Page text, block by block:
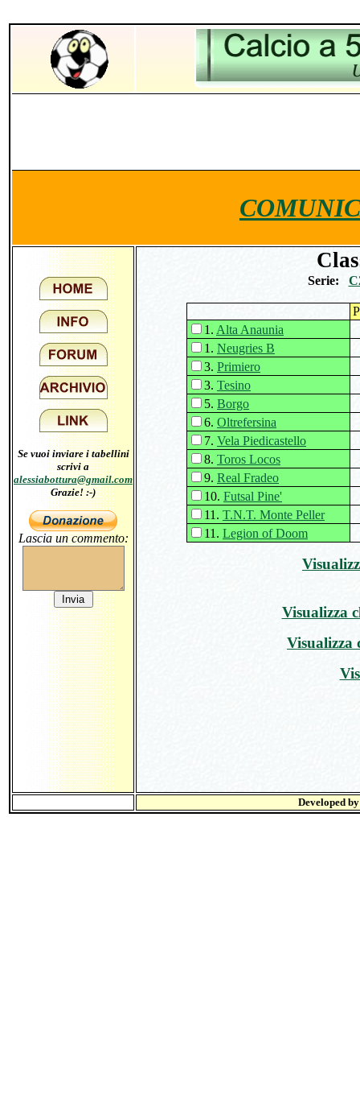
Se vuoi inviare i tabellini
scrivi a
alessiabottura@gmail.com
Grazie! :-)
Lascia un commento:
Serie:
1. Alta Anaunia
1. Neugries B
3. Primiero
3. Tesino
5. Borgo
6. Oltrefersina
7. Vela Piedicastello
8. Toros Locos
9. Real Fradeo
10. Futsal Pine'
11. T.N.T. Monte Peller
11. Legion of Doom
Visualizza
Visualizza
Developed